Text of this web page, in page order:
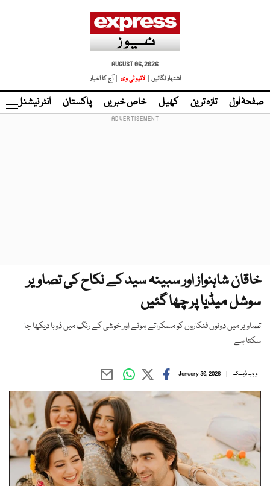
AUGUST 06, 2026
اشتہار لگائیں |
لائیو ٹی وی | آج کا اخبار
صفحۂ اول تازہ ترین کھیل خاص خبریں پاکستان انٹر نیشنل
خاقان شاہنواز اور سبینہ سید کے نکاح کی تصاویر
سوشل میڈیا پر چھا گئیں
تصاویر میں دونوں فنکاروں کو مسکراتے ہوئے اور خوشی کے رنگ میں ڈوبا دیکھا جا
سکتا ہے
ویب ڈیسک January 30, 2026